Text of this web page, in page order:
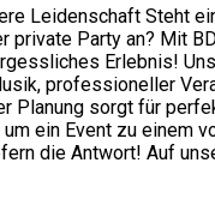
Leidenschaft Steht
private Party an? Mit
Erlebnis!
professioneller
Planung sorgt für
ein Event zu einem
die Antwort! Auf